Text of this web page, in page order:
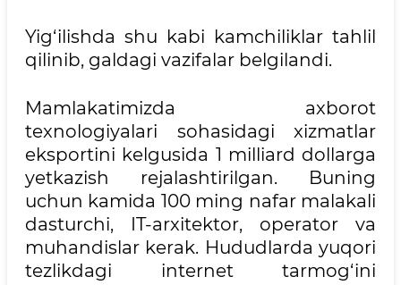
Yig‘ilishda shu kabi kamchiliklar tahlil
qilinib, galdagi vazifalar belgilandi.
Mamlakatimizda axborot
texnologiyalari sohasidagi xizmatlar
eksportini kelgusida 1 milliard dollarga
yetkazish rejalashtirilgan. Buning
uchun kamida 100 ming nafar malakali
dasturchi, IT-arxitektor, operator va
muhandislar kerak. Hududlarda yuqori
tezlikdagi internet tarmog‘ini